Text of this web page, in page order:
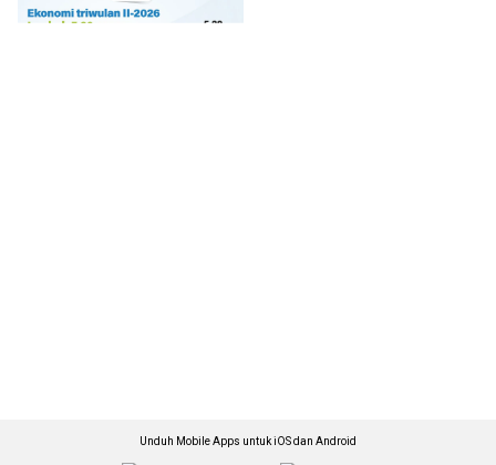
Unduh Mobile Apps untuk iOS dan Android